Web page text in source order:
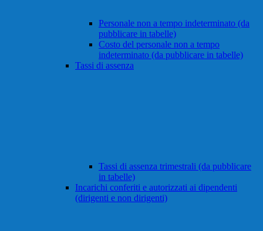
Personale non a tempo indeterminato (da
pubblicare in tabelle)
Costo del personale non a tempo
indeterminato (da pubblicare in tabelle)
Tassi di assenza
Tassi di assenza trimestrali (da pubblicare
in tabelle)
Incarichi conferiti e autorizzati ai dipendenti
(dirigenti e non dirigenti)